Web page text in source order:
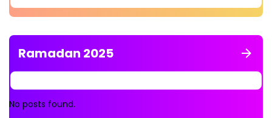
Ramadan 2025
No posts found.